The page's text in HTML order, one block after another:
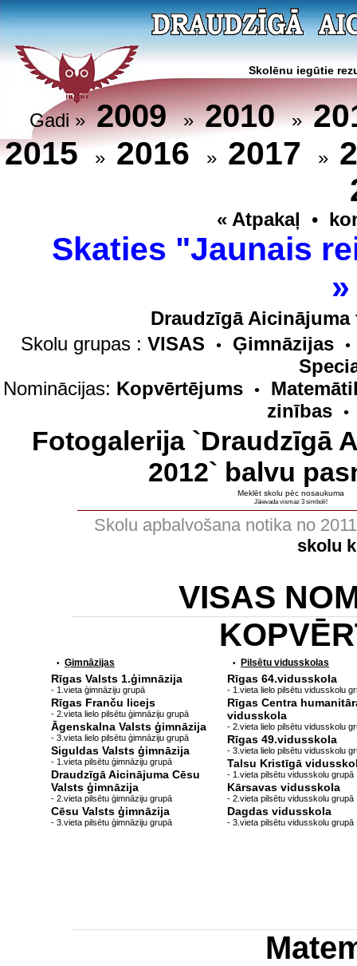
Skolēnu iegūtie
Gadi »2009 »2010 »
2015
» 2016 » 2017 »
« Atpakaļ •
Skaties "Jaunais
Draudzīgā
Skolu grupas : VISAS • Ģimnāzijas •
Nominācijas: Kopvērtējums •
zinības
•
Fotogalerija `Draudzīgā
2012` balvu
Meklēt skolu pēc nosaukuma
Jāievada vismaz 3 simboli!
Skolu apbalvošana notika no
skolu
VISAS
• Ģimnāzijas
Rīgas Valsts 1.ģimnāzija
- 1.vieta ģimnāziju grupā
Rīgas Franču licejs
- 2.vieta lielo pilsētu ģimnāziju grupā
Āgenskalna Valsts ģimnāzija
- 3.vieta lielo pilsētu ģimnāziju grupā
Siguldas Valsts ģimnāzija
- 1.vieta pilsētu ģimnāziju grupā
Draudzīgā Aicinājuma Cēsu
Valsts ģimnāzija
- 2.vieta pilsētu ģimnāziju grupā
Cēsu Valsts ģimnāzija
- 3.vieta pilsētu ģimnāziju grupā
• Pilsētu vidusskolas
Rīgas 64.vidusskola
- 1.vieta lielo pilsētu vidusskolu
Rīgas Centra
vidusskola
- 2.vieta lielo pilsētu vidusskolu
Rīgas 49.vidusskola
- 3.vieta lielo pilsētu vidusskolu
Talsu Kristīgā
- 1.vieta pilsētu vidusskolu grupā
Kārsavas vidusskola
- 2.vieta pilsētu vidusskolu grupā
Dagdas vidusskola
- 3.vieta pilsētu vidusskolu grupā